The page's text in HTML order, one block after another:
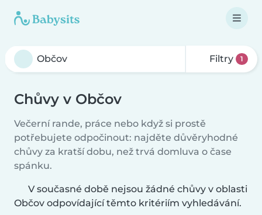
Filtry 1
Chůvy v Občov
Večerní rande, práce nebo když si prostě
potřebujete odpočinout: najděte důvěryhodné
chůvy za kratší dobu, než trvá domluva o čase
spánku.
V současné době nejsou žádné chůvy v oblasti
Občov odpovídající těmto kritériím vyhledávání.